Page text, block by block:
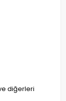
diğerleri